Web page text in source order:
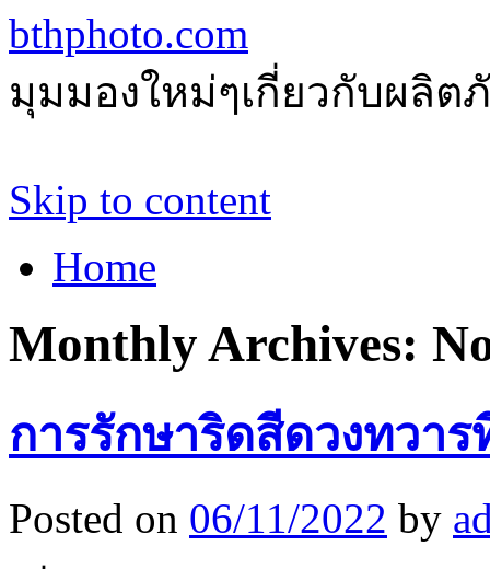
bthphoto.com
มุมมองใหม่ๆเกี่ยวกับผลิ
Skip to content
Home
Monthly Archives:
การรักษาริดสีดวงทวา
Posted on 06/11/2022 by